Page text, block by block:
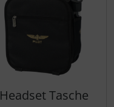
Headset Tasche